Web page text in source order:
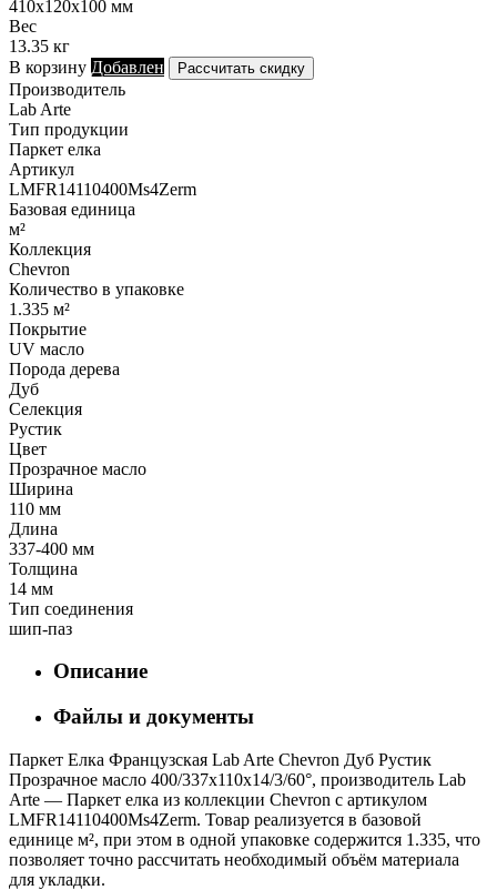
410х120х100 мм
Вес
13.35 кг
В корзину Добавлен Рассчитать скидку
Производитель
Lab Arte
Тип продукции
Паркет елка
Артикул
LMFR14110400Ms4Zerm
Базовая единица
м²
Коллекция
Chevron
Количество в упаковке
1.335 м²
Покрытие
UV масло
Порода дерева
Дуб
Селекция
Рустик
Цвет
Прозрачное масло
Ширина
110 мм
Длина
337-400 мм
Толщина
14 мм
Тип соединения
шип-паз
Описание
Файлы и документы
Паркет Елка Французская Lab Arte Chevron Дуб Рустик
Прозрачное масло 400/337х110х14/3/60°, производитель Lab
Arte — Паркет елка из коллекции Chevron с артикулом
LMFR14110400Ms4Zerm. Товар реализуется в базовой
единице м², при этом в одной упаковке содержится 1.335, что
позволяет точно рассчитать необходимый объём материала
для укладки.